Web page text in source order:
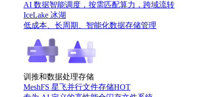
AI 数据智能调度，按需匹配算力，跨域流转
IceLake 冰湖
低成本、长周期、智能化数据存储管理
训推和数据处理存储
MeshFS 星飞并行文件存储HOT